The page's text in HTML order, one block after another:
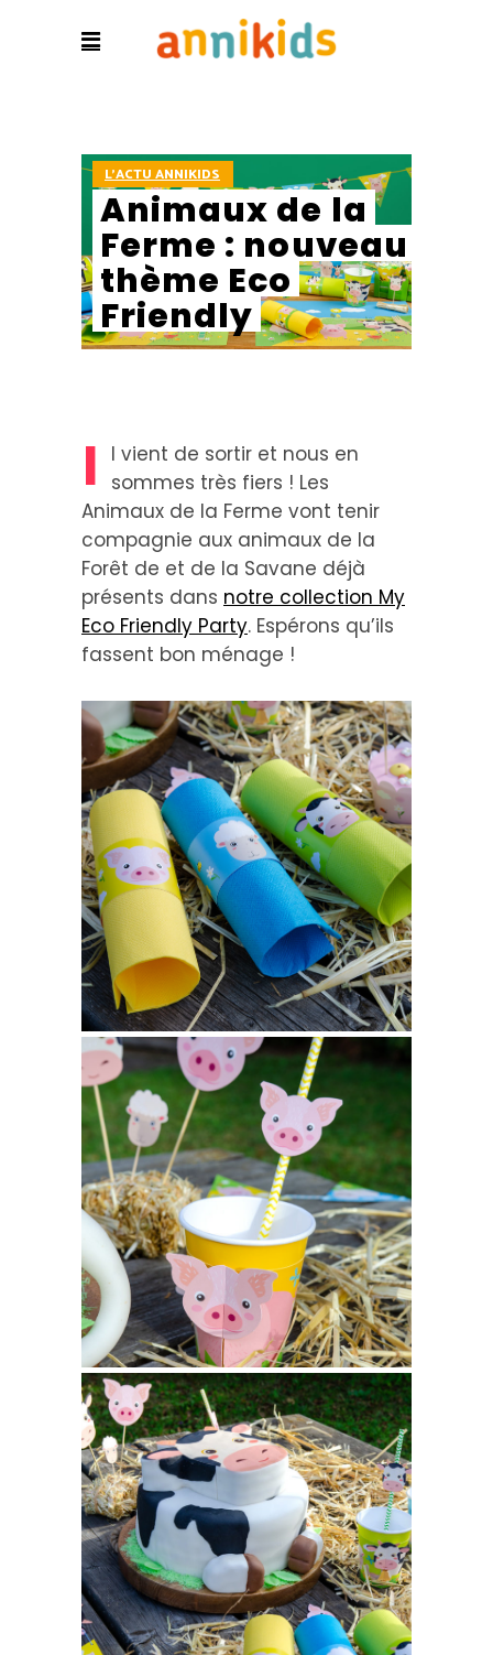
L'ACTU ANNIKIDS
Animaux de la
Ferme : nouveau
thème Eco
Friendly
I
l vient de sortir et nous en
sommes très fiers ! Les
Animaux de la Ferme vont tenir
compagnie aux animaux de la
Forêt de et de la Savane déjà
présents dans notre collection My
Eco Friendly Party. Espérons qu’ils
fassent bon ménage !